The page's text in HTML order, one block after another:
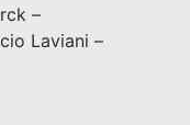
–
Laviani –